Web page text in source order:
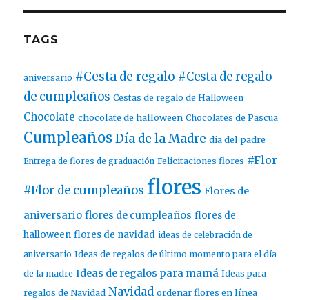
TAGS
aniversario #Cesta de regalo #Cesta de regalo
de cumpleaños Cestas de regalo de Halloween
Chocolate chocolate de halloween Chocolates de Pascua
Cumpleaños Día de la Madre dia del padre
Entrega de flores de graduación Felicitaciones flores #Flor
#Flor de cumpleaños flores Flores de
aniversario flores de cumpleaños flores de
halloween flores de navidad ideas de celebración de
aniversario Ideas de regalos de último momento para el día
de la madre Ideas de regalos para mamá Ideas para
regalos de Navidad Navidad ordenar flores en línea